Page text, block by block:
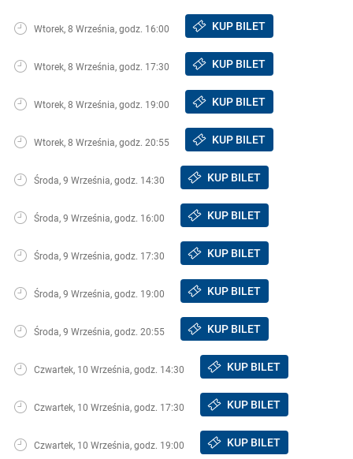
Wtorek, 8 Września, godz. 16:00 KUP BILET
Wtorek, 8 Września, godz. 17:30 KUP BILET
Wtorek, 8 Września, godz. 19:00 KUP BILET
Wtorek, 8 Września, godz. 20:55 KUP BILET
Środa, 9 Września, godz. 14:30 KUP BILET
Środa, 9 Września, godz. 16:00 KUP BILET
Środa, 9 Września, godz. 17:30 KUP BILET
Środa, 9 Września, godz. 19:00 KUP BILET
Środa, 9 Września, godz. 20:55 KUP BILET
Czwartek, 10 Września, godz. 14:30 KUP BILET
Czwartek, 10 Września, godz. 17:30 KUP BILET
Czwartek, 10 Września, godz. 19:00 KUP BILET